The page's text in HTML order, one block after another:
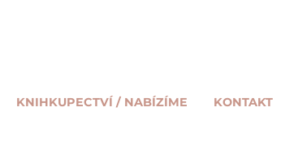
KNIHKUPECTVÍ / NABÍZÍME KONTAKT